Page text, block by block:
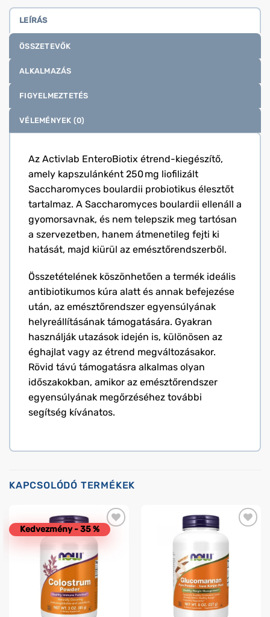
LEÍRÁS
ÖSSZETEVŐK
ALKALMAZÁS
FIGYELMEZTETÉS
VÉLEMÉNYEK (0)
Az Activlab EnteroBiotix étrend-kiegészítő,
amely kapszulánként 250 mg liofilizált
Saccharomyces boulardii probiotikus élesztőt
tartalmaz. A Saccharomyces boulardii ellenáll a
gyomorsavnak, és nem telepszik meg tartósan
a szervezetben, hanem átmenetileg fejti ki
hatását, majd kiürül az emésztőrendszerből.
Összetételének köszönhetően a termék ideális
antibiotikumos kúra alatt és annak befejezése
után, az emésztőrendszer egyensúlyának
helyreállításának támogatására. Gyakran
használják utazások idején is, különösen az
éghajlat vagy az étrend megváltozásakor.
Rövid távú támogatásra alkalmas olyan
időszakokban, amikor az emésztőrendszer
egyensúlyának megőrzéséhez további
segítség kívánatos.
KAPCSOLÓDÓ TERMÉKEK
Kedvezmény - 35 %